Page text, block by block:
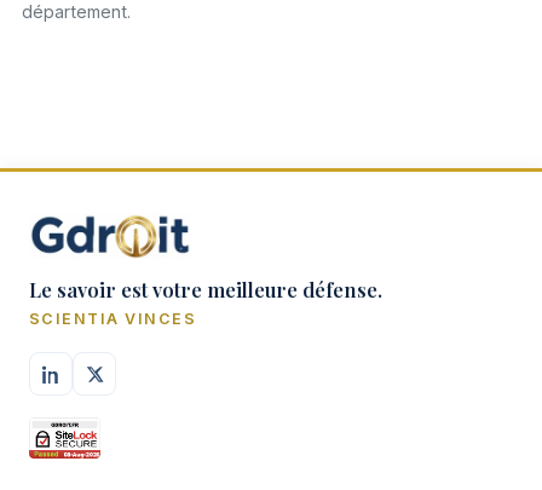
département.
Le savoir est votre meilleure défense.
SCIENTIA VINCES